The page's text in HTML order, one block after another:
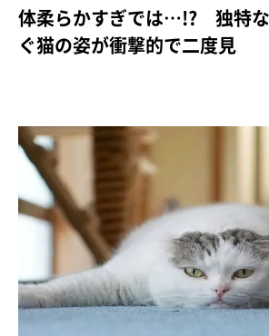
体柔らかすぎでは…!? 独特
ぐ猫の姿が衝撃的で二度見